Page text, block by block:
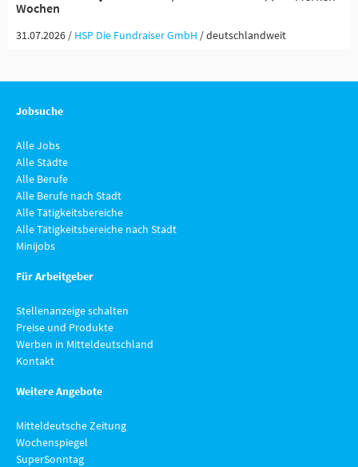
Wochen
31.07.2026 / HSP Die Fundraiser GmbH / deutschlandweit
Jobsuche
Alle Jobs
Alle Städte
Alle Berufe
Alle Berufe nach Stadt
Alle Tätigkeitsbereiche
Alle Tätigkeitsbereiche nach Stadt
Minijobs
Für Arbeitgeber
Stellenanzeige schalten
Preise und Produkte
Werben in Mitteldeutschland
Kontakt
Weitere Angebote
Mitteldeutsche Zeitung
Wochenspiegel
SuperSonntag